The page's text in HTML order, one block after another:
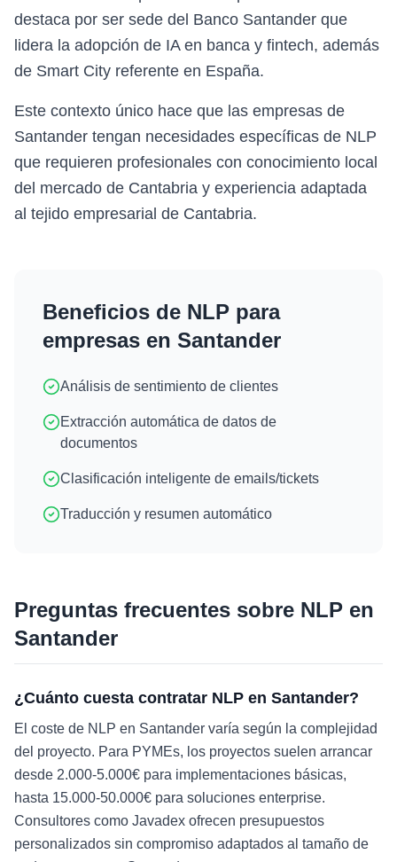
destaca por ser sede del Banco Santander que
lidera la adopción de IA en banca y fintech, además
de Smart City referente en España.
Este contexto único hace que las empresas de
Santander tengan necesidades específicas de NLP
que requieren profesionales con conocimiento local
del mercado de Cantabria y experiencia adaptada
al tejido empresarial de Cantabria.
Beneficios de NLP para
empresas en Santander
Análisis de sentimiento de clientes
Extracción automática de datos de
documentos
Clasificación inteligente de emails/tickets
Traducción y resumen automático
Preguntas frecuentes sobre NLP en
Santander
¿Cuánto cuesta contratar NLP en Santander?
El coste de NLP en Santander varía según la complejidad
del proyecto. Para PYMEs, los proyectos suelen arrancar
desde 2.000-5.000€ para implementaciones básicas,
hasta 15.000-50.000€ para soluciones enterprise.
Consultores como Javadex ofrecen presupuestos
personalizados sin compromiso adaptados al tamaño de